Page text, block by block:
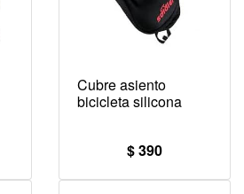
Cubre asiento
bicicleta silicona
$ 390